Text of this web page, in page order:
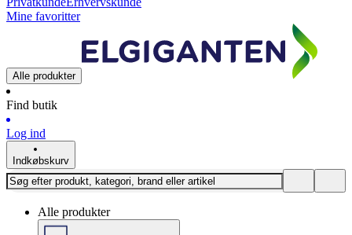
Mine favoritter
Alle produkter
Find butik
Log ind
Indkøbskurv
Alle produkter